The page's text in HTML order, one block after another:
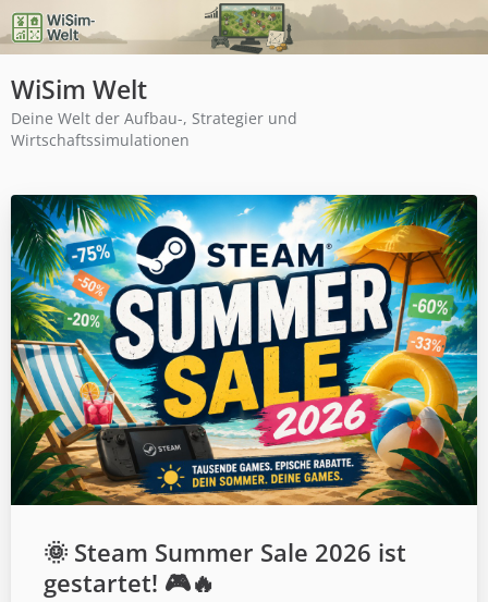
WiSim Welt
Deine Welt der Aufbau-, Strategier und
Wirtschaftssimulationen
🌞 Steam Summer Sale 2026 ist
gestartet! 🎮🔥